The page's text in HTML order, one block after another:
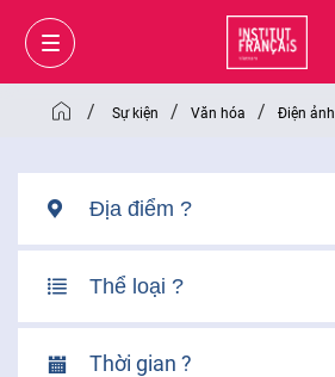
/ Sự kiện / Văn hóa / Điện ảnh
Thời gian ?